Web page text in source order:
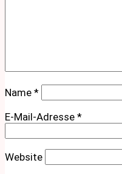
Name *
E-Mail-Adresse *
Website